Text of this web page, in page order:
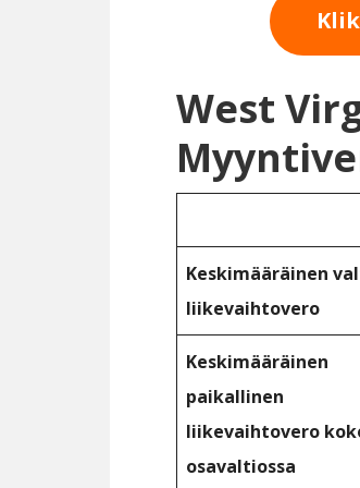
West
Keskimääräinen
liikevaihtovero
Keskimääräinen
paikallinen
liikevaihtovero
osavaltiossa